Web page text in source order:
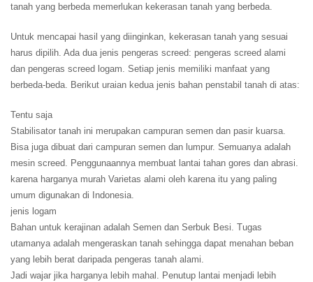
tanah yang berbeda memerlukan kekerasan tanah yang berbeda.
Untuk mencapai hasil yang diinginkan, kekerasan tanah yang sesuai
harus dipilih. Ada dua jenis pengeras screed: pengeras screed alami
dan pengeras screed logam. Setiap jenis memiliki manfaat yang
berbeda-beda. Berikut uraian kedua jenis bahan penstabil tanah di atas:
Tentu saja
Stabilisator tanah ini merupakan campuran semen dan pasir kuarsa.
Bisa juga dibuat dari campuran semen dan lumpur. Semuanya adalah
mesin screed. Penggunaannya membuat lantai tahan gores dan abrasi.
karena harganya murah Varietas alami oleh karena itu yang paling
umum digunakan di Indonesia.
jenis logam
Bahan untuk kerajinan adalah Semen dan Serbuk Besi. Tugas
utamanya adalah mengeraskan tanah sehingga dapat menahan beban
yang lebih berat daripada pengeras tanah alami.
Jadi wajar jika harganya lebih mahal. Penutup lantai menjadi lebih